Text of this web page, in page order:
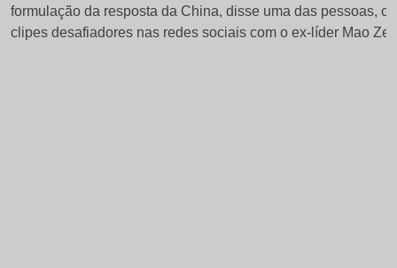
com
o
formulação da resposta da China, disse uma das pessoas,
clipes desafiadores nas redes sociais com o ex-líder Mao